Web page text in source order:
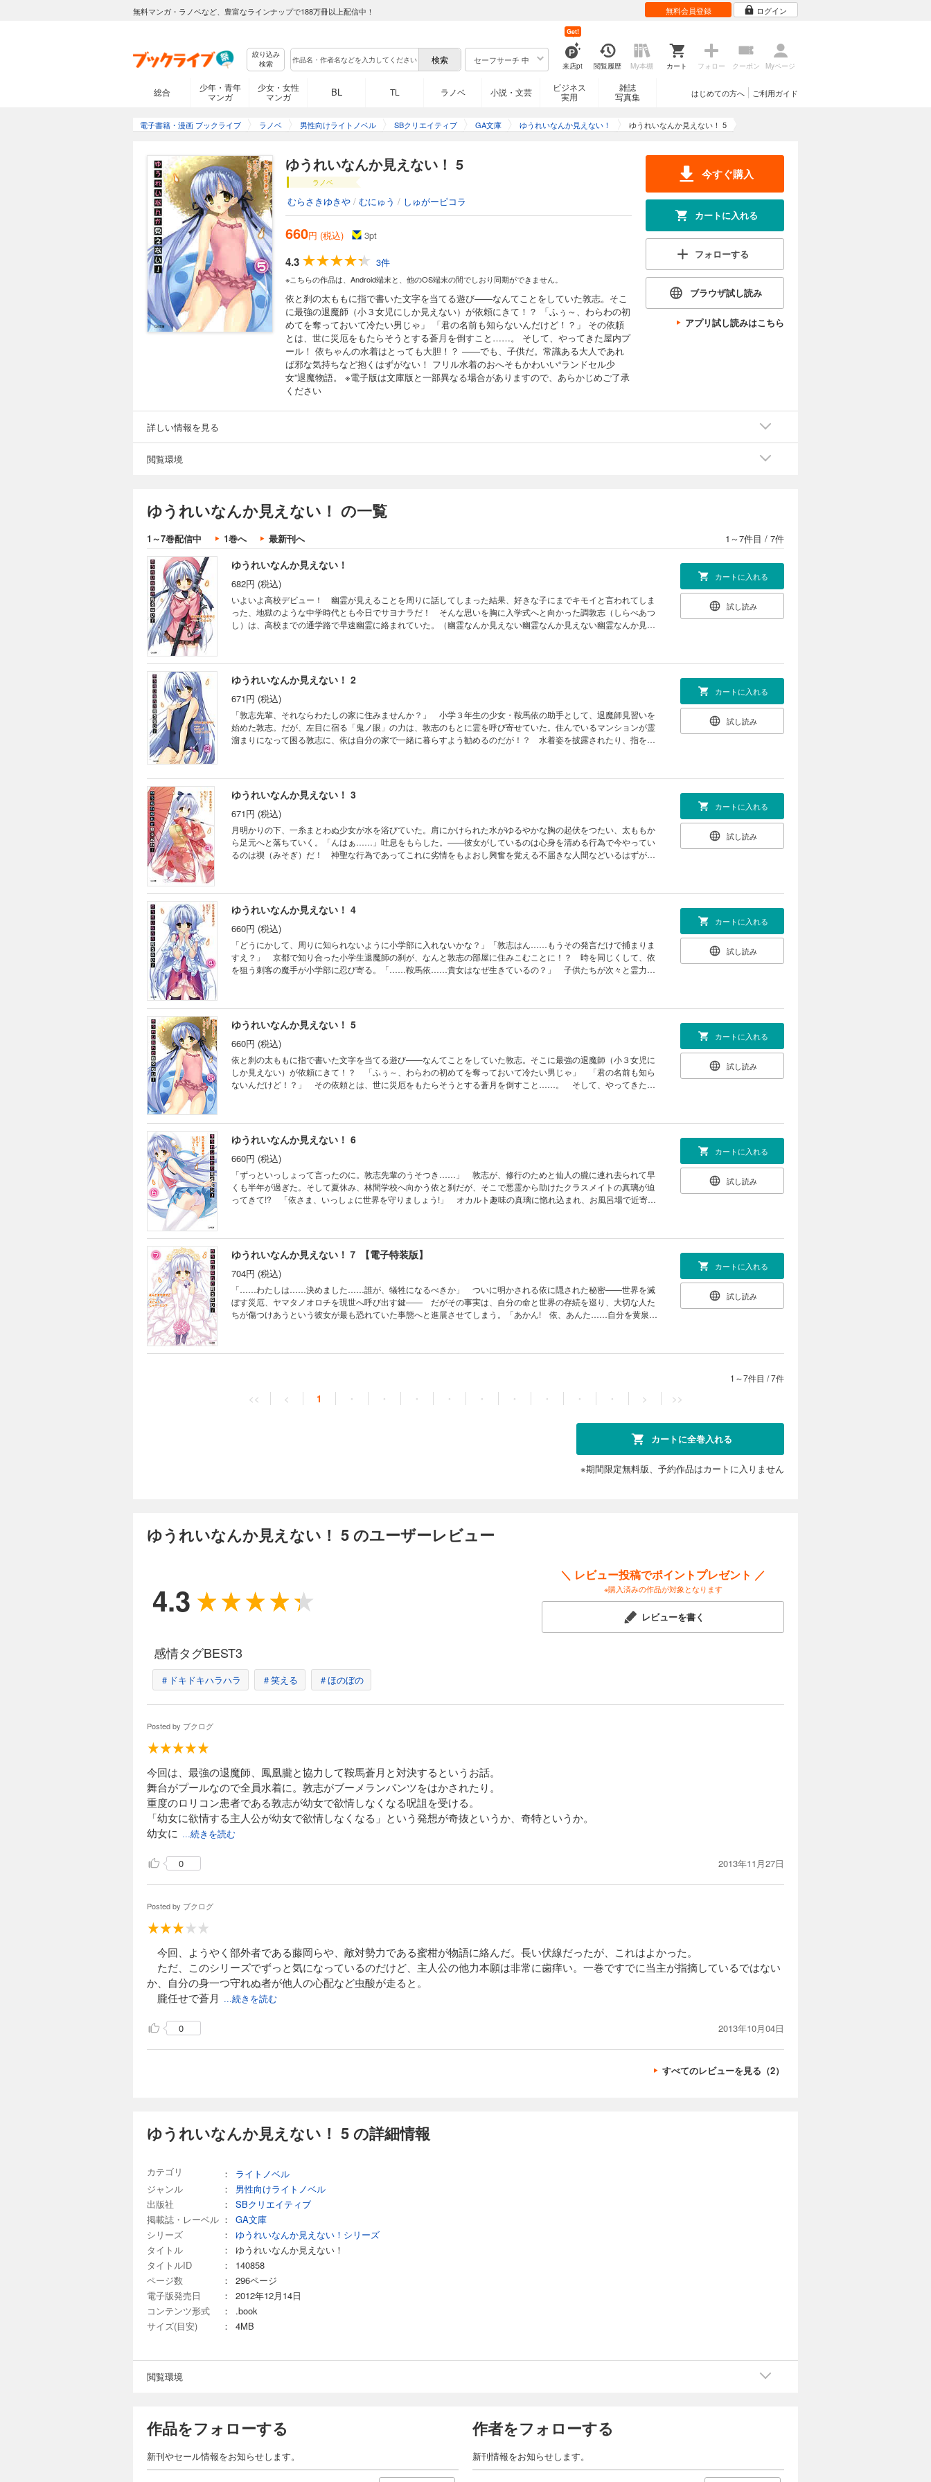
無料マンガ・ラノベなど、豊富なラインナップで188万冊以上配信中！ 無料会員登録 ログイン
絞り込み
検索
セーフサーチ 中
来店pt
Get!
閲覧履歴 My本棚 カート フォロー クーポン Myページ
総合
少年・青年
マンガ
少女・女性
マンガ
BL TL ラノベ 小説・文芸
ビジネス
実用
雑誌
写真集
ご利用ガイド
はじめての方へ
電子書籍・漫画 ブックライブ ラノベ 男性向けライトノベル SBクリエイティブ GA文庫 ゆうれいなんか見えない！ ゆうれいなんか見えない！ 5
ゆうれいなんか見えない！ 5
ラノベ
むらさきゆきや / むにゅう / しゅがーピコラ
660円 (税込) 3pt
4.3 3件
※こちらの作品は、Android端末と、他のOS端末の間でしおり同期ができません。
依と刹の太ももに指で書いた文字を当てる遊び――なんてことをしていた敦志。そこ
に最強の退魔師（小３女児にしか見えない）が依頼にきて！？ 「ふぅ～、わらわの初
めてを奪っておいて冷たい男じゃ」 「君の名前も知らないんだけど！？」 その依頼
とは、世に災厄をもたらそうとする蒼月を倒すこと……。 そして、やってきた屋内プ
ール！ 依ちゃんの水着はとっても大胆！？ ――でも、子供だ。常識ある大人であれ
ば邪な気持ちなど抱くはずがない！ フリル水着のおへそもかわいい“ランドセル少
女”退魔物語。 ※電子版は文庫版と一部異なる場合がありますので、あらかじめご了承
ください
今すぐ購入
カートに入れる
フォローする
ブラウザ試し読み
アプリ試し読みはこちら
詳しい情報を見る
閲覧環境
ゆうれいなんか見えない！ の一覧
1～7巻配信中 1巻へ 最新刊へ 1～7件目 / 7件
ゆうれいなんか見えない！
682円 (税込)
いよいよ高校デビュー！ 幽霊が見えることを周りに話してしまった結果、好きな子にまでキモイと言われてしま
った、地獄のような中学時代とも今日でサヨナラだ！ そんな思いを胸に入学式へと向かった調敦志（しらべあつ
し）は、高校までの通学路で早速幽霊に絡まれていた。（幽霊なんか見えない幽霊なんか見えない幽霊なんか見え
がありますので、あらかじめご了承ください。
カートに入れる
試し読み
ゆうれいなんか見えない！ 2
671円 (税込)
「敦志先輩、それならわたしの家に住みませんか？」 小学３年生の少女・鞍馬依の助手として、退魔師見習いを
始めた敦志。だが、左目に宿る「鬼ノ眼」の力は、敦志のもとに霊を呼び寄せていた。住んでいるマンションが霊
溜まりになって困る敦志に、依は自分の家で一緒に暮らすよう勧めるのだが！？ 水着姿を披露されたり、指を咥
会長も健在の、ＧＡ文庫大賞受賞“ランドセル少女”退魔物語。
カートに入れる
試し読み
ゆうれいなんか見えない！ 3
671円 (税込)
月明かりの下、一糸まとわぬ少女が水を浴びていた。肩にかけられた水がゆるやかな胸の起伏をつたい、太ももか
ら足元へと落ちていく。「んはぁ……」吐息をもらした。――彼女がしているのは心身を清める行為で今やってい
るのは禊（みそぎ）だ！ 神聖な行為であってこれに劣情をもよおし興奮を覚える不届きな人間などいるはずがな
ンドセル少女”退魔物語。
カートに入れる
試し読み
ゆうれいなんか見えない！ 4
660円 (税込)
「どうにかして、周りに知られないように小学部に入れないかな？」「敦志はん……もうその発言だけで捕まりま
すえ？」 京都で知り合った小学生退魔師の刹が、なんと敦志の部屋に住みこむことに！？ 時を同じくして、依
を狙う刺客の魔手が小学部に忍び寄る。「……鞍馬依……貴女はなぜ生きているの？」 子供たちが次々と霊力を
かじめご了承ください
カートに入れる
試し読み
ゆうれいなんか見えない！ 5
660円 (税込)
依と刹の太ももに指で書いた文字を当てる遊び――なんてことをしていた敦志。そこに最強の退魔師（小３女児に
しか見えない）が依頼にきて！？ 「ふぅ～、わらわの初めてを奪っておいて冷たい男じゃ」 「君の名前も知ら
ないんだけど！？」 その依頼とは、世に災厄をもたらそうとする蒼月を倒すこと……。 そして、やってきた屋
ありますので、あらかじめご了承ください
カートに入れる
試し読み
ゆうれいなんか見えない！ 6
660円 (税込)
「ずっといっしょって言ったのに。敦志先輩のうそつき……」 敦志が、修行のためと仙人の朧に連れ去られて早
くも半年が過ぎた。そして夏休み、林間学校へ向かう依と刹だが、そこで悪霊から助けたクラスメイトの真璃が迫
ってきて!? 「依さま、いっしょに世界を守りましょう!」 オカルト趣味の真璃に惚れ込まれ、お風呂場で近寄ら
よ? ※電子版は文庫版と一部異なる場合がありますので、あらかじめご了承ください
カートに入れる
試し読み
ゆうれいなんか見えない！７ 【電子特装版】
704円 (税込)
「……わたしは……決めました……誰が、犠牲になるべきか」 ついに明かされる依に隠された秘密――世界を滅
ぼす災厄、ヤマタノオロチを現世へ呼び出す鍵―― だがその事実は、自分の命と世界の存続を巡り、大切な人た
ちが傷つけあうという彼女が最も恐れていた事態へと進展させてしまう。「あかん! 依、あんた……自分を黄泉路
最終巻! 電子特装版では短編「ゆうれいなんか見えない 神社の怪」を特別収録! ※電子版は文庫版と一部異なる
カートに入れる
試し読み
1～7件目 /7件
<< < 1 ・ ・ ・ ・ ・ ・ ・ ・ ・ > >>
カートに全巻入れる
※期間限定無料版、予約作品はカートに入りません
ゆうれいなんか見えない！ 5 のユーザーレビュー
4.3
＼ レビュー投稿でポイントプレゼント ／
※購入済みの作品が対象となります
レビューを書く
感情タグBEST3
＃ドキドキハラハラ ＃笑える ＃ほのぼの
Posted by ブクログ
今回は、最強の退魔師、鳳凰朧と協力して鞍馬蒼月と対決するというお話。
舞台がプールなので全員水着に。敦志がブーメランパンツをはかされたり。
重度のロリコン患者である敦志が幼女で欲情しなくなる呪詛を受ける。
「幼女に欲情する主人公が幼女で欲情しなくなる」という発想が奇抜というか、奇特というか。
幼女に ...続きを読む
0 2013年11月27日
Posted by ブクログ
今回、ようやく部外者である藤岡らや、敵対勢力である蜜柑が物語に絡んだ。長い伏線だったが、これはよかった。
ただ、このシリーズでずっと気になっているのだけど、主人公の他力本願は非常に歯痒い。一巻ですでに当主が指摘しているではない
か、自分の身一つ守れぬ者が他人の心配など虫酸が走ると。
朧任せで蒼月
...続きを読む
0 2013年10月04日
すべてのレビューを見る（2）
ゆうれいなんか見えない！ 5 の詳細情報
カテゴリ ：
ライトノベル
ジャンル
：
男性向けライトノベル
出版社
：
SBクリエイティブ
掲載誌・レーベル ：
GA文庫
シリーズ
：
ゆうれいなんか見えない！シリーズ
タイトル
：
ゆうれいなんか見えない！
タイトルID
：
140858
ページ数
：
296ページ
電子版発売日
：
2012年12月14日
コンテンツ形式
：
.book
サイズ(目安)
： 4MB
閲覧環境
作品をフォローする
新刊やセール情報をお知らせします。
作者をフォローする
新刊情報をお知らせします。